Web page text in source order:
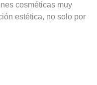
cosméticas muy
estética, no solo por